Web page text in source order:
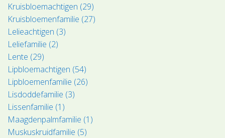
Kruisbloemachtigen (29)
Kruisbloemenfamilie (27)
Lelieachtigen (3)
Leliefamilie (2)
Lente (29)
Lipbloemachtigen (54)
Lipbloemenfamilie (26)
Lisdoddefamilie (3)
Lissenfamilie (1)
Maagdenpalmfamilie (1)
Muskuskruidfamilie (5)